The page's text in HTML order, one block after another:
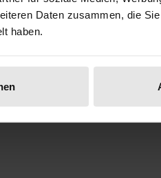
Daten zusammen, die
haben.
Husserl-Forschung